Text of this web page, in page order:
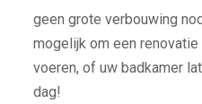
geen grote verbouwing
mogelijk om een
voeren, of uw badkamer
dag!